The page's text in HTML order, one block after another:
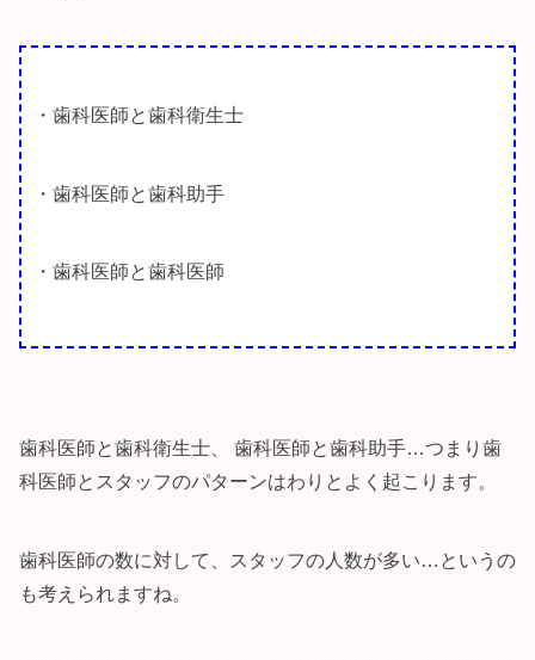
・歯科医師と歯科衛生士
・歯科医師と歯科助手
・歯科医師と歯科医師
歯科医師と歯科衛生士、 歯科医師と歯科助手…つまり歯
科医師とスタッフのパターンはわりとよく起こります。
歯科医師の数に対して、スタッフの人数が多い…というの
も考えられますね。